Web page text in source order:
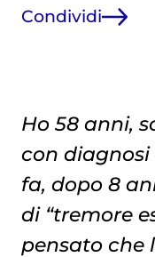
Condividi
Ho 58 anni,
con diagnosi
fa, dopo 8
di “tremore
pensato che